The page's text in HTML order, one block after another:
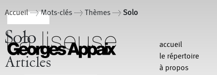
accueil
le répertoire
à propos
Accueil> Mots-clés > Thèmes > Solo
Solo
Articles